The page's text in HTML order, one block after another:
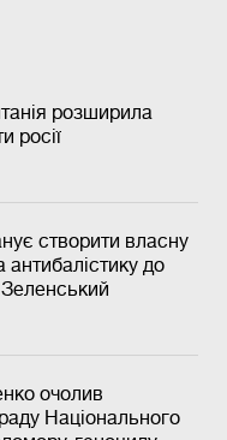
розширила
росії
створити власну
антибалістику до
очолив
Національного